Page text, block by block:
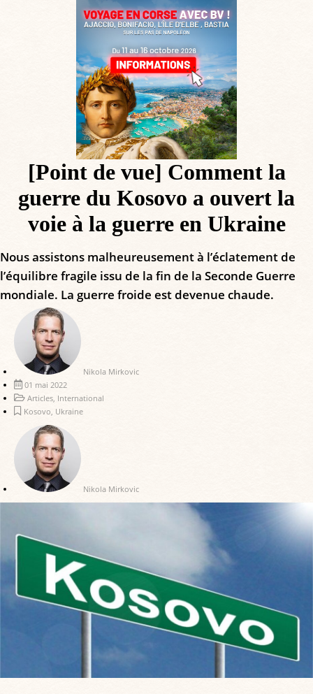
[Point de vue] Comment la
guerre du Kosovo a ouvert la
voie à la guerre en Ukraine
Nous assistons malheureusement à l’éclatement de
l’équilibre fragile issu de la fin de la Seconde Guerre
mondiale. La guerre froide est devenue chaude.
Nikola Mirkovic
01 mai 2022
Articles International
Kosovo Ukraine
Nikola Mirkovic